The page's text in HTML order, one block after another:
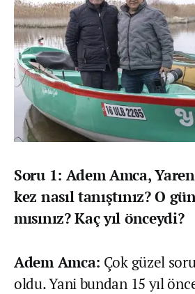
Soru 1: Adem Amca,
kez nasıl tanıştınız? O
mısınız? Kaç yıl önceydi?
Adem Amca: Çok güzel
oldu. Yani bundan 15 yıl